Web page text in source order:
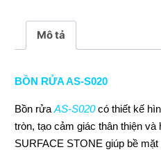
Mô tả
BỒN RỬA AS-S020
Bồn rửaAS-S020có thiết kế
tròn, tạo cảm giác thân thiện và
SURFACE STONE giúp bề